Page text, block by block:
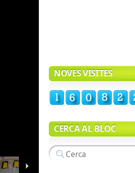
NOVES VISITES
CERCA AL BLOC